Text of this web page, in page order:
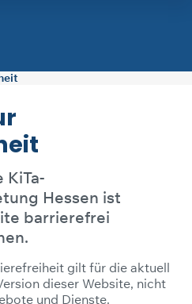
KiTa-
Hessen ist
barrierefrei
gilt für die aktuell
dieser Website, nicht
und Dienste.